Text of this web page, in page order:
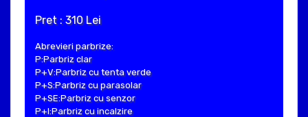
Pret : 310 Lei
Abrevieri parbrize:
P:Parbriz clar
P+V:Parbriz cu tenta verde
P+S:Parbriz cu parasolar
P+SE:Parbriz cu senzor
P+I:Parbriz cu incalzire